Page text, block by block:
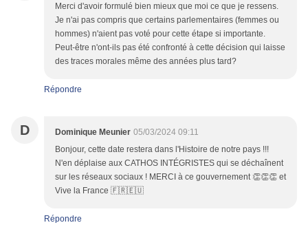
Merci d'avoir formulé bien mieux que moi ce que je ressens.
Je n'ai pas compris que certains parlementaires (femmes ou
hommes) n'aient pas voté pour cette étape si importante.
Peut-être n'ont-ils pas été confronté à cette décision qui laisse
des traces morales même des années plus tard?
Répondre
D Dominique Meunier 05/03/2024 09:11
Bonjour, cette date restera dans l'Histoire de notre pays !!!
N'en déplaise aux CATHOS INTÉGRISTES qui se déchaînent
sur les réseaux sociaux ! MERCI à ce gouvernement 👏👏👏 et
Vive la France 🇫🇷🇪🇺
Répondre